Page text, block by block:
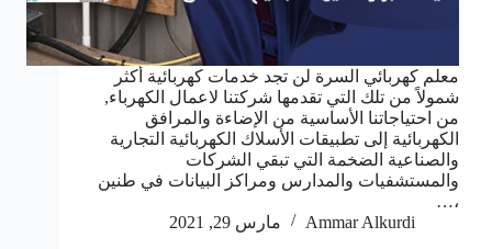
معلم كهربائي السرة لن تجد خدمات كهربائية أكثر
شمولاً من تلك التي تقدمها شركتنا لاعمال الكهرباء,
من احتياجاتنا الأساسية من الإضاءة والمرافق
الكهربائية إلى تطبيقات الأسلاك الكهربائية التجارية
والصناعية الضخمة التي تبقي الشركات
والمستشفيات والمدارس ومراكز البيانات في طنين
،…
Ammar Alkurdi
مارس 29, 2021